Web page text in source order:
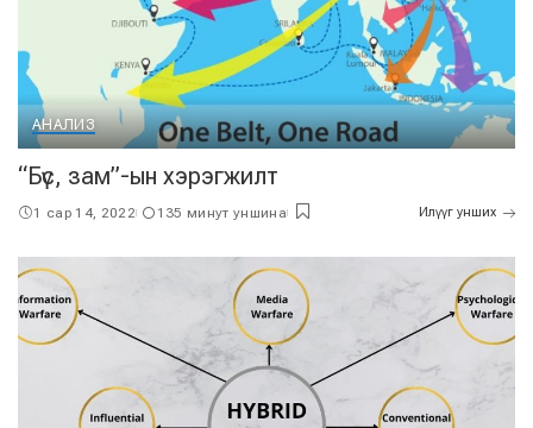
АНАЛИЗ
“Бүс, зам”-ын хэрэгжилт
1 сар 14, 2022 135 минут уншина Илүүг унших